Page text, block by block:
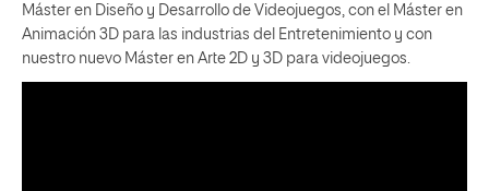
Máster en Diseño y Desarrollo de Videojuegos, con el Máster en
Animación 3D para las industrias del Entretenimiento y con
nuestro nuevo Máster en Arte 2D y 3D para videojuegos.